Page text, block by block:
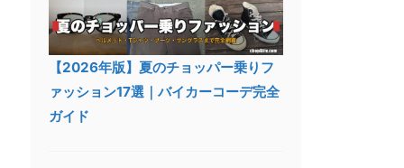
【2026年版】夏のチョッパー乗りフ
ァッション17選｜バイカーコーデ完全
ガイド